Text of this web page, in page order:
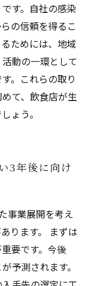
す。自社の感染
の信頼を得るこ
ためには、地域
動の一環として
。これらの取り
て、飲食店が生
ょう。
3年後に向け
事業展開を考え
ります。 まずは
要です。今後
予測されます。